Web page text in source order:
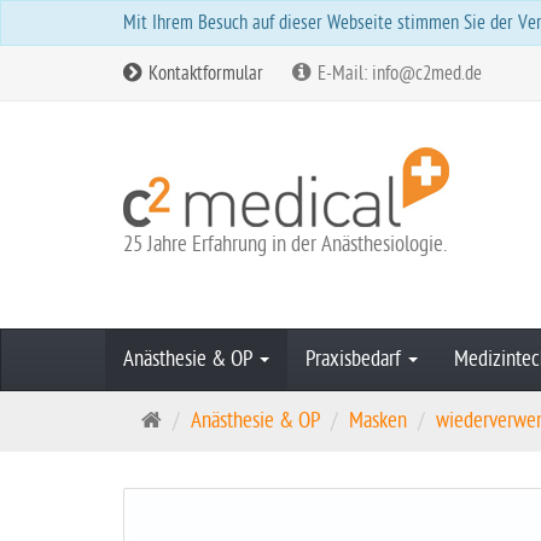
Mit Ihrem Besuch auf dieser Webseite stimmen Sie der
Kontaktformular E-Mail: info@c2med.de
25 Jahre Erfahrung in der Anästhesiologie.
Anästhesie & OP Praxisbedarf
S
a
Anästhesie & OP Masken